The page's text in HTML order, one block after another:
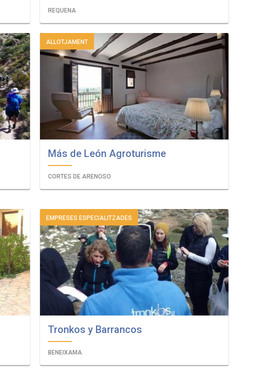
REQUENA
ALLOTJAMENT
Más de León Agroturisme
CORTES DE ARENOSO
EMPRESES ESPECIALITZADES
Tronkos y Barrancos
BENEIXAMA